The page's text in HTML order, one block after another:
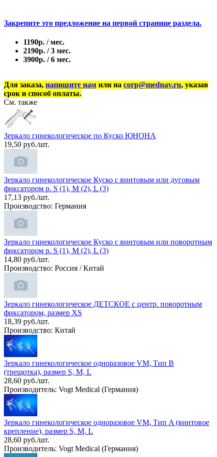
Закрепите это предложение на первой странице раздела.
1190р. / мес.
2190р. / 3 мес.
3900р. / 6 мес.
Для заказа, напишите нам или на corp@mednav.ru, указав
срок и способ оплаты.
См. также
Зеркало гинекологическое по Куско ЮНОНА
19,50 руб./шт.
Зеркало гинекологическое Куско с винтовым или дуговым
фиксатором р. S (1), M (2), L (3)
17,13 руб./шт.
Производство: Германия
Зеркало гинекологическое Куско с винтовым или поворотным
фиксатором р. S (1), M (2), L (3)
14,80 руб./шт.
Производство: Россия / Китай
Зеркало гинекологическое ДЕТСКОЕ с центр. поворотным
фиксатором, размер XS
18,39 руб./шт.
Производство: Китай
Зеркало гинекологическое одноразовое VM, Тип B
(трещотка), размер S, M, L
28,60 руб./шт.
Производитель: Vogt Medical (Германия)
Зеркало гинекологическое одноразовое VM, Тип A (винтовое
крепление), размер S, M, L
28,60 руб./шт.
Производитель: Vogt Medical (Германия)